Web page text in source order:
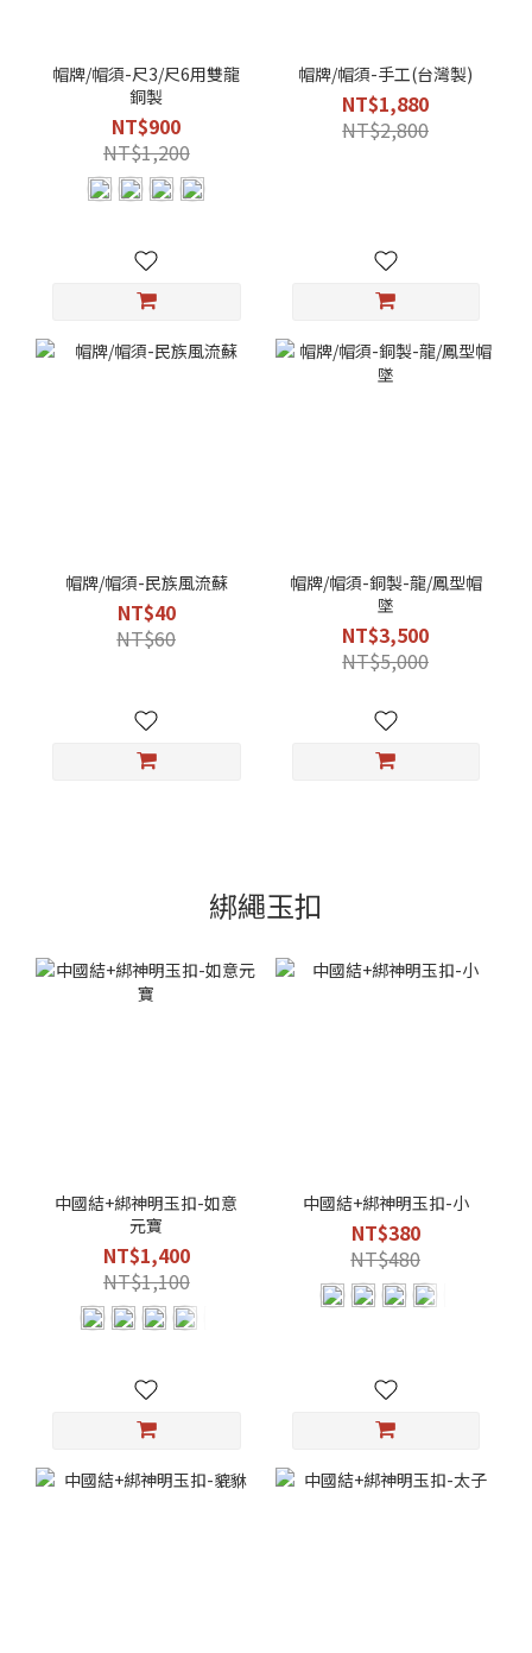
帽牌/帽須-尺3/尺6用雙龍
銅製
NT$900
NT$1,200
帽牌/帽須-手工(台灣製)
NT$1,880
NT$2,800
帽牌/帽須-民族風流蘇
NT$40
NT$60
帽牌/帽須-銅製-龍/鳳型帽
墜
NT$3,500
NT$5,000
綁繩玉扣
中國結+綁神明玉扣-如意
元寶
NT$1,400
NT$1,100
中國結+綁神明玉扣-小
NT$380
NT$480